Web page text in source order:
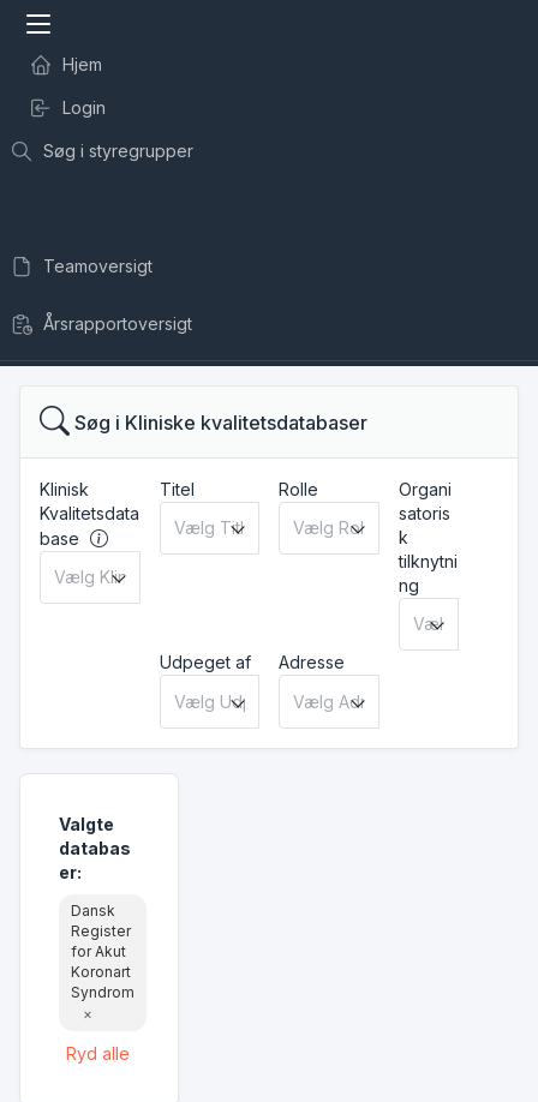
Hjem
Login
Søg i styregrupper
Teamoversigt
Årsrapportoversigt
Søg i Kliniske kvalitetsdatabaser
Klinisk
Kvalitetsdata
base
Titel Rolle
Organi
satoris
k
tilknytni
ng
Udpeget af Adresse
Valgte
databas
er:
Dansk
Register
for Akut
Koronart
Syndrom
×
Ryd alle